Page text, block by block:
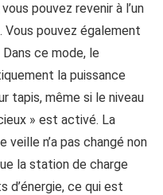
pouvez revenir à l’un
Vous pouvez également
ce mode, le
la puissance
tapis, même si le niveau
» est activé. La
veille n’a pas changé non
la station de charge
d’énergie, ce qui est